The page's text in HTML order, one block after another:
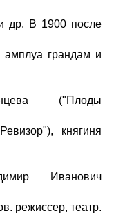
др. В 1900 после
амплуа грандам и
("Плоды
княгиня
Иванович
режиссер, театр.